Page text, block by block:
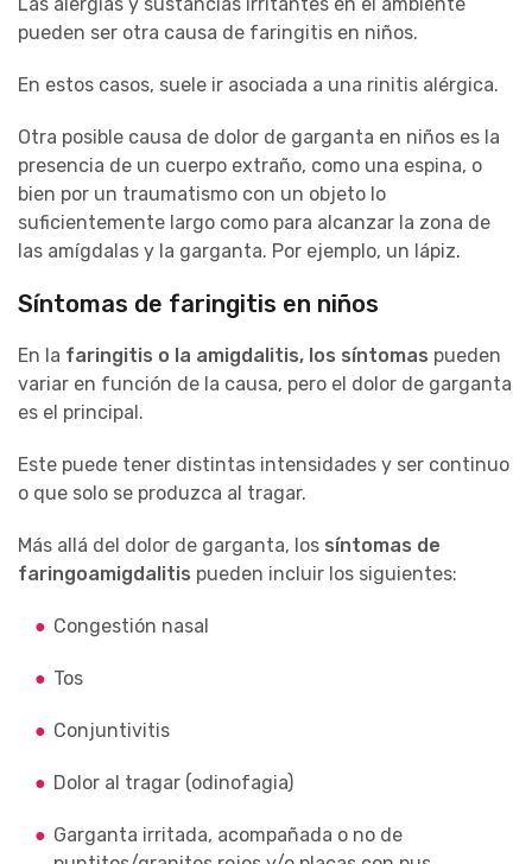
pueden ser otra causa de faringitis en niños.
En estos casos, suele ir asociada a una rinitis alérgica.
Otra posible causa de dolor de garganta en niños es la
presencia de un cuerpo extraño, como una espina, o
bien por un traumatismo con un objeto lo
suficientemente largo como para alcanzar la zona de
las amígdalas y la garganta. Por ejemplo, un lápiz.
Síntomas de faringitis en niños
En la faringitis o la amigdalitis, los síntomas pueden
variar en función de la causa, pero el dolor de garganta
es el principal.
Este puede tener distintas intensidades y ser continuo
o que solo se produzca al tragar.
Más allá del dolor de garganta, los síntomas de
faringoamigdalitis pueden incluir los siguientes:
Congestión nasal
Tos
Conjuntivitis
Dolor al tragar (odinofagia)
Garganta irritada, acompañada o no de